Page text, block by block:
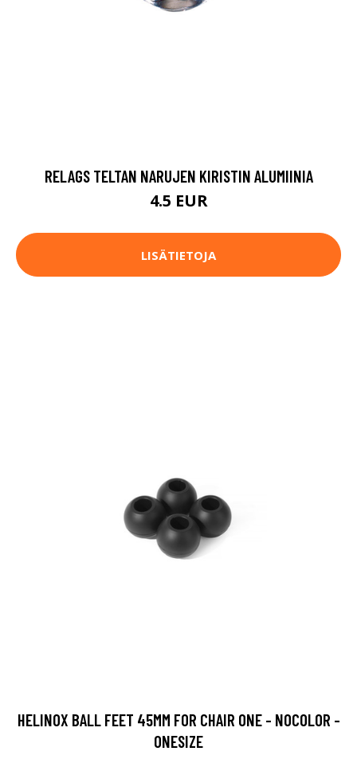
RELAGS TELTAN NARUJEN KIRISTIN ALUMIINIA
4.5 EUR
LISÄTIETOJA
HELINOX BALL FEET 45MM FOR CHAIR ONE - NOCOLOR -
ONESIZE